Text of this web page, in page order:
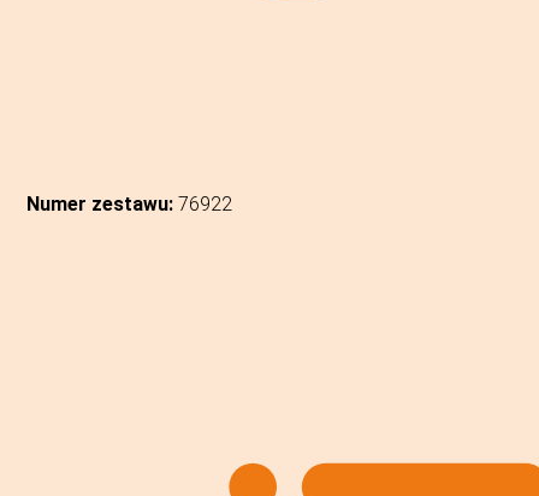
Numer zestawu: 76922